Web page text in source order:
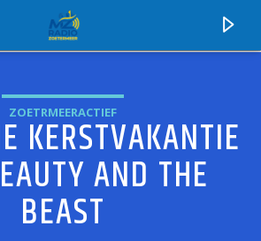
MZ-RADIO
ZOETRMEERACTIEF
KERSTVAKANTIE
AND THE
BEAST